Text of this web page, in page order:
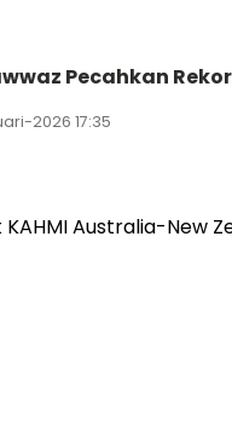
Pecahkan
2026 17:35